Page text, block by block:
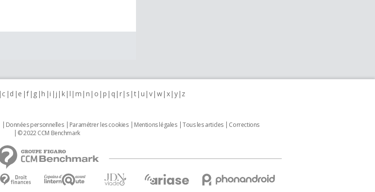
c d e f g h i j k l m n o p q r s t u v w x y z
Données personnelles Paramétrer les cookies Mentions légales Tous les articles
Corrections
© 2022 CCM Benchmark